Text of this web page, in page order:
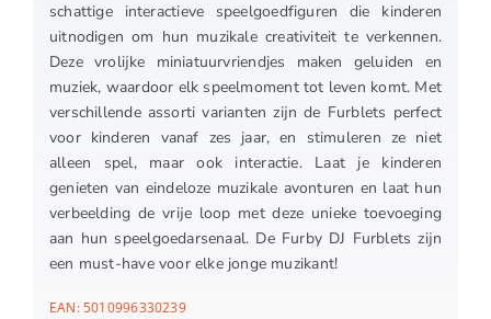
schattige interactieve speelgoedfiguren die kinderen
uitnodigen om hun muzikale creativiteit te verkennen.
Deze vrolijke miniatuurvriendjes maken geluiden en
muziek, waardoor elk speelmoment tot leven komt. Met
verschillende assorti varianten zijn de Furblets perfect
voor kinderen vanaf zes jaar, en stimuleren ze niet
alleen spel, maar ook interactie. Laat je kinderen
genieten van eindeloze muzikale avonturen en laat hun
verbeelding de vrije loop met deze unieke toevoeging
aan hun speelgoedarsenaal. De Furby DJ Furblets zijn
een must-have voor elke jonge muzikant!
EAN:5010996330239